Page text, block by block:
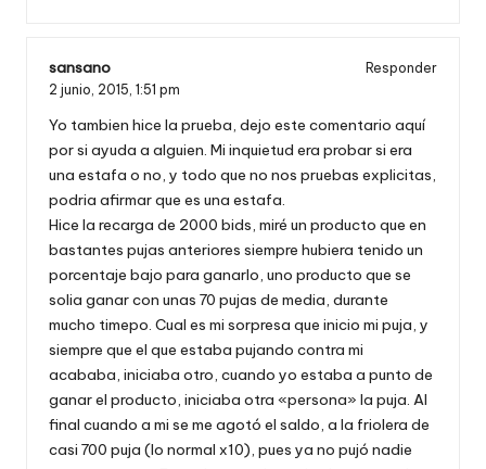
sansano
Responder
2 junio, 2015, 1:51 pm
Yo tambien hice la prueba, dejo este comentario aquí
por si ayuda a alguien. Mi inquietud era probar si era
una estafa o no, y todo que no nos pruebas explicitas,
podria afirmar que es una estafa.
Hice la recarga de 2000 bids, miré un producto que en
bastantes pujas anteriores siempre hubiera tenido un
porcentaje bajo para ganarlo, uno producto que se
solia ganar con unas 70 pujas de media, durante
mucho timepo. Cual es mi sorpresa que inicio mi puja, y
siempre que el que estaba pujando contra mi
acababa, iniciaba otro, cuando yo estaba a punto de
ganar el producto, iniciaba otra «persona» la puja. Al
final cuando a mi se me agotó el saldo, a la friolera de
casi 700 puja (lo normal x10), pues ya no pujó nadie